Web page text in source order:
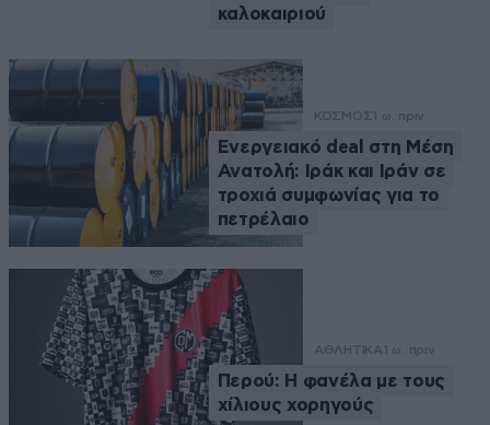
καλοκαιριού
ΚΟΣΜΟΣ 1 ω. πριν
Ενεργειακό deal στη Μέση
Ανατολή: Ιράκ και Ιράν σε
τροχιά συμφωνίας για το
πετρέλαιο
ΑΘΛΗΤΙΚΑ 1 ω. πριν
Περού: Η φανέλα με τους
χίλιους χορηγούς